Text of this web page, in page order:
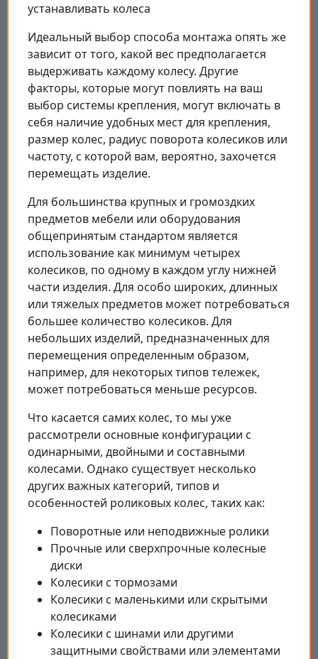
устанавливать колеса
Идеальный выбор способа монтажа опять же
зависит от того, какой вес предполагается
выдерживать каждому колесу. Другие
факторы, которые могут повлиять на ваш
выбор системы крепления, могут включать в
себя наличие удобных мест для крепления,
размер колес, радиус поворота колесиков или
частоту, с которой вам, вероятно, захочется
перемещать изделие.
Для большинства крупных и громоздких
предметов мебели или оборудования
общепринятым стандартом является
использование как минимум четырех
колесиков, по одному в каждом углу нижней
части изделия. Для особо широких, длинных
или тяжелых предметов может потребоваться
большее количество колесиков. Для
небольших изделий, предназначенных для
перемещения определенным образом,
например, для некоторых типов тележек,
может потребоваться меньше ресурсов.
Что касается самих колес, то мы уже
рассмотрели основные конфигурации с
одинарными, двойными и составными
колесами. Однако существует несколько
других важных категорий, типов и
особенностей роликовых колес, таких как:
Поворотные или неподвижные ролики
Прочные или сверхпрочные колесные
диски
Колесики с тормозами
Колесики с маленькими или скрытыми
колесиками
Колесики с шинами или другими
защитными свойствами или элементами